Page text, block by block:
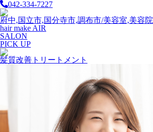
042-334-7227
府中,国立市,国分寺市,調布市/美容室,美容院
hair make AIR
SALON
PICK UP
髪質改善トリートメント